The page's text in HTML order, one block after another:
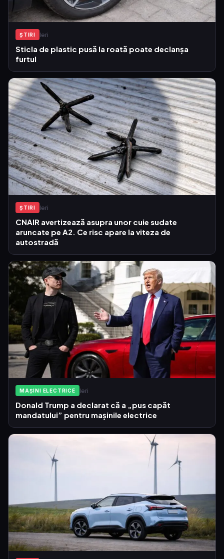
ŞTIRI Ieri
Sticla de plastic pusă la roată poate declanșa
furtul
ŞTIRI Ieri
CNAIR avertizează asupra unor cuie sudate
aruncate pe A2. Ce risc apare la viteza de
autostradă
MAȘINI ELECTRICE Ieri
Donald Trump a declarat că a „pus capăt
mandatului” pentru mașinile electrice